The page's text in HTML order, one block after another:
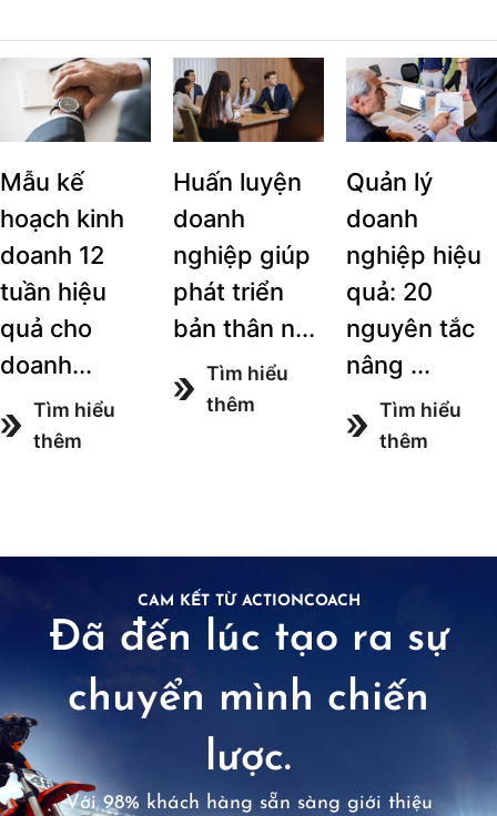
Mẫu kế
hoạch kinh
doanh 12
tuần hiệu
quả cho
doanh...
Tìm hiểu
thêm
Huấn luyện
doanh
nghiệp giúp
phát triển
bản thân n...
Tìm hiểu
thêm
Quản lý
doanh
nghiệp hiệu
quả: 20
nguyên tắc
nâng ...
Tìm hiểu
thêm
CAM KẾT TỪ ACTIONCOACH
Đã đến lúc tạo ra sự
chuyển mình chiến
lược.
Với 98% khách hàng sẵn sàng giới thiệu